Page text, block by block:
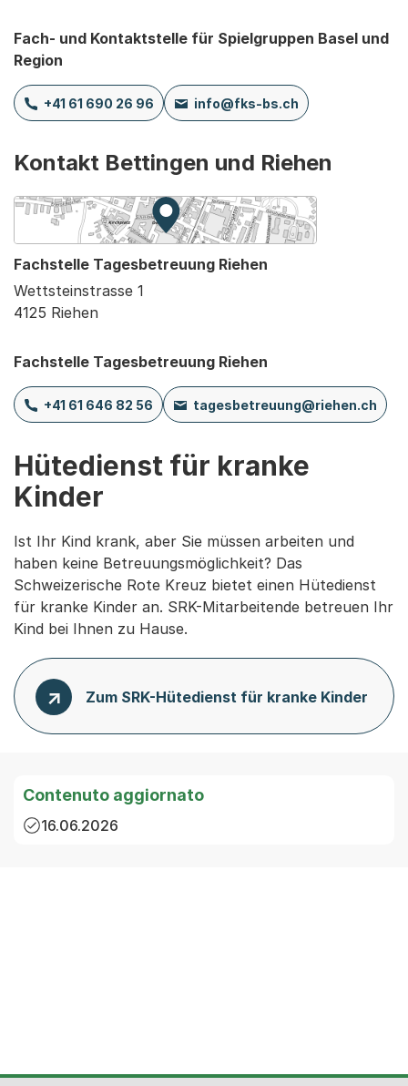
Fach- und Kontaktstelle für Spielgruppen Basel und
Region
+41 61 690 26 96 info@fks-bs.ch
Kontakt Bettingen und Riehen
Zur Karte von MapBS.
Externer Link, wird in einem
Fachstelle Tagesbetreuung Riehen
Wettsteinstrasse 1
4125 Riehen
Fachstelle Tagesbetreuung Riehen
+41 61 646 82 56 tagesbetreuung@riehen.ch
Hütedienst für kranke
Kinder
Ist Ihr Kind krank, aber Sie müssen arbeiten und
haben keine Betreuungsmöglichkeit? Das
Schweizerische Rote Kreuz bietet einen Hütedienst
für kranke Kinder an. SRK-Mitarbeitende betreuen Ihr
Kind bei Ihnen zu Hause.
Zum SRK-Hütedienst für kranke Kinder
Contenuto aggiornato
16.06.2026